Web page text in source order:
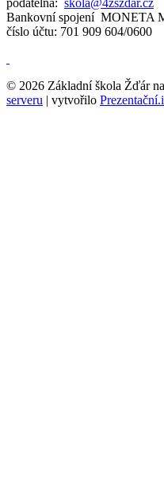
podatelna: skola@4zszdar.cz
Bankovní spojení MONETA
číslo účtu: 701 909 604/0600
© 2026 Základní škola Žďár
serveru | vytvořilo